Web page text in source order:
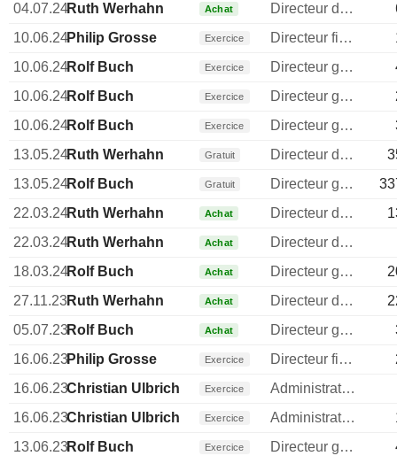
04.07.24Ruth Werhahn Achat Directeur des ressources humaines
10.06.24Philip Grosse Exercice Directeur financier
10.06.24Rolf Buch Exercice Directeur general
10.06.24Rolf Buch Exercice Directeur general
10.06.24Rolf Buch Exercice Directeur general
13.05.24Ruth Werhahn Gratuit Directeur des ressources humaines
13.05.24Rolf Buch Gratuit Directeur general
22.03.24Ruth Werhahn Achat Directeur des ressources humaines
22.03.24Ruth Werhahn Achat
Directeur des ressources humaines
18.03.24Rolf Buch Achat Directeur general
27.11.23Ruth Werhahn Achat Directeur des ressources humaines
05.07.23Rolf Buch Achat Directeur general
16.06.23Philip Grosse Exercice Directeur financier
16.06.23Christian Ulbrich Exercice
Administrateur
16.06.23Christian Ulbrich Exercice Administrateur
13.06.23Rolf Buch Exercice Directeur general